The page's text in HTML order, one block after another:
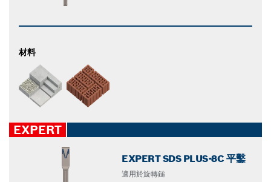
材料
EXPERT
EXPERT SDS PLUS-8C 平鑿
適用於旋轉鎚